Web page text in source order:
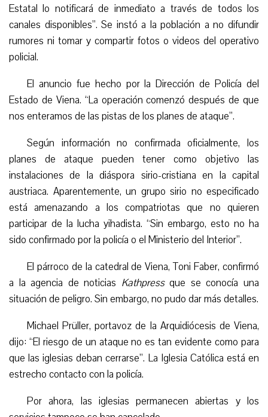
Estatal lo notificará de inmediato a través de todos los
canales disponibles”. Se instó a la población a no difundir
rumores ni tomar y compartir fotos o videos del operativo
policial.
El anuncio fue hecho por la Dirección de Policía del
Estado de Viena. “La operación comenzó después de que
nos enteramos de las pistas de los planes de ataque”.
Según información no confirmada oficialmente, los
planes de ataque pueden tener como objetivo las
instalaciones de la diáspora sirio-cristiana en la capital
austriaca. Aparentemente, un grupo sirio no especificado
está amenazando a los compatriotas que no quieren
participar de la lucha yihadista. “Sin embargo, esto no ha
sido confirmado por la policía o el Ministerio del Interior”.
El párroco de la catedral de Viena, Toni Faber, confirmó
a la agencia de noticias Kathpressque se conocía una
situación de peligro. Sin embargo, no pudo dar más detalles.
Michael Prüller, portavoz de la Arquidiócesis de Viena,
dijo: “El riesgo de un ataque no es tan evidente como para
que las iglesias deban cerrarse”. La Iglesia Católica está en
estrecho contacto con la policía.
Por ahora, las iglesias permanecen abiertas y los